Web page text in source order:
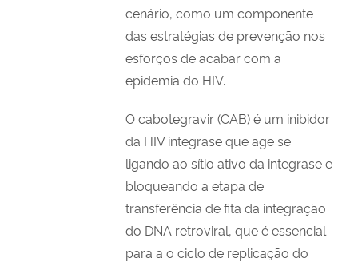
cenário, como um componente
das estratégias de prevenção nos
esforços de acabar com a
epidemia do HIV.
O cabotegravir (CAB) é um inibidor
da HIV integrase que age se
ligando ao sítio ativo da integrase e
bloqueando a etapa de
transferência de fita da integração
do DNA retroviral, que é essencial
para a o ciclo de replicação do